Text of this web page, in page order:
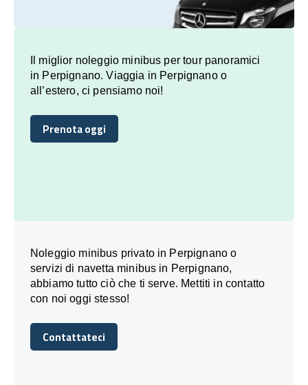
Il miglior noleggio minibus per tour panoramici
in Perpignano. Viaggia in Perpignano o
all’estero, ci pensiamo noi!
Prenota oggi
Prenota oggi
Noleggio minibus privato in Perpignano o
servizi di navetta minibus in Perpignano,
abbiamo tutto ciò che ti serve. Mettiti in contatto
con noi oggi stesso!
Contattateci
Contattateci